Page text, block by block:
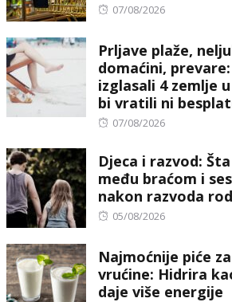
Posted
07/08/2026
Prljave plaže,
domaćini,
izglasali 4 zemlje
bi vratili ni
Posted
07/08/2026
Djeca i razvod:
među braćom i
nakon razvoda
Posted
05/08/2026
Najmoćnije piće
vrućine: Hidrira
daje više energije